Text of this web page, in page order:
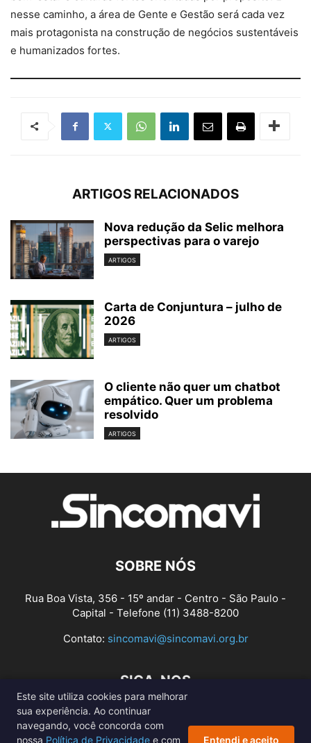
nesse caminho, a área de Gente e Gestão será cada vez
mais protagonista na construção de negócios sustentáveis
e humanizados fortes.
ARTIGOS RELACIONADOS
Nova redução da Selic melhora
perspectivas para o varejo
ARTIGOS
Carta de Conjuntura – julho de
2026
ARTIGOS
O cliente não quer um chatbot
empático. Quer um problema
resolvido
ARTIGOS
SOBRE NÓS
Rua Boa Vista, 356 - 15º andar - Centro - São Paulo -
Capital - Telefone (11) 3488-8200
Contato: sincomavi@sincomavi.org.br
SIGA-NOS
Este site utiliza cookies para melhorar
sua experiência. Ao continuar
navegando, você concorda com
nossa Política de Privacidade e com Entendi e aceito